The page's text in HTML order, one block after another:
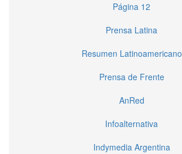
Página 12
Prensa Latina
Resumen Latinoamericano
Prensa de Frente
AnRed
Infoalternativa
Indymedia Argentina